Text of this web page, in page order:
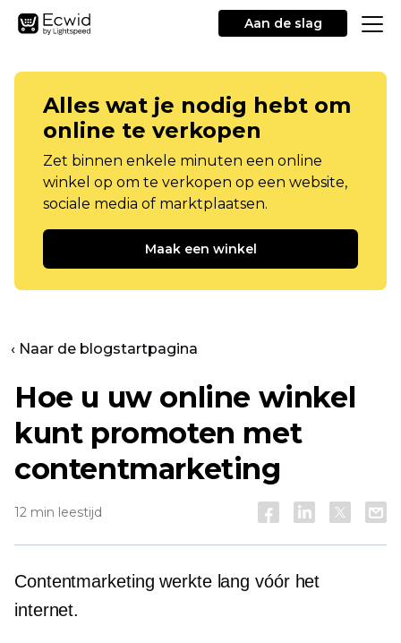
Aan de slag
Alles wat je nodig hebt om
online te verkopen
Zet binnen enkele minuten een online
winkel op om te verkopen op een website,
sociale media of marktplaatsen.
Maak een winkel
‹ Naar de blogstartpagina
Hoe u uw online winkel
kunt promoten met
contentmarketing
12 min leestijd
Contentmarketing werkte lang vóór het
internet.